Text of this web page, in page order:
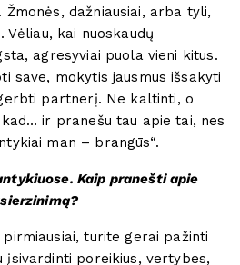
Žmonės, dažniausiai, arba tyli,
kai nuoskaudų
agresyviai puola vieni kitus.
save, mokytis jausmus išsakyti
partnerį. Ne kaltinti, o
kad… ir pranešu tau apie tai, nes
man – brangūs“.
Kaip pranešti apie
turite gerai pažinti
įsivardinti poreikius, vertybes,